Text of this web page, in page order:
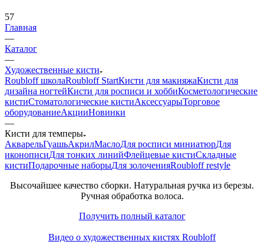
57
Главная
—
Каталог
—
Художественные кисти
Roubloff школаRoubloff StartКисти для макияжаКисти для
дизайна ногтейКисти для росписи и хоббиКосметологические
кистиСтоматологические кистиАксессуарыТорговое
оборудованиеАкцииНовинки
—
Кисти для темперы
АкварельГуашьАкрилМаслоДля росписи миниатюрДля
иконописиДля тонких линийФлейцевые кистиСкладные
кистиПодарочные наборыДля золоченияRoubloff restyle
Высочайшее качество сборки. Натуральная ручка из березы.
Ручная обработка волоса.
Получить полный каталог
Видео о художественных кистях Roubloff